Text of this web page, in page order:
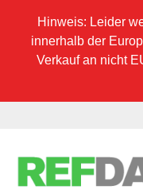
Hinweis: Leider
innerhalb der
Verkauf an nicht